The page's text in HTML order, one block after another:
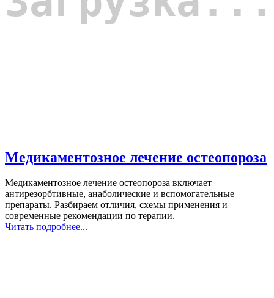
Медикаментозное лечение остеопороза
Медикаментозное лечение остеопороза включает
антирезорбтивные, анаболические и вспомогательные
препараты. Разбираем отличия, схемы применения и
современные рекомендации по терапии.
Читать подробнее...